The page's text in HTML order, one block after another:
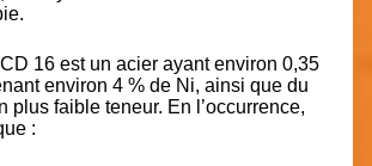
16 est un acier ayant environ 0,35
environ 4 % de Ni, ainsi que du
plus faible teneur. En l’occurrence,
: